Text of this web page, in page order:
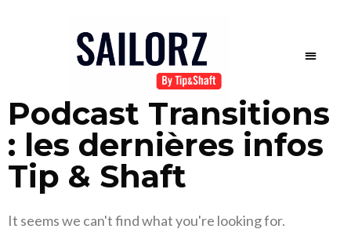
Podcast Transitions
: les dernières infos
Tip & Shaft
It seems we can't find what you're looking for.